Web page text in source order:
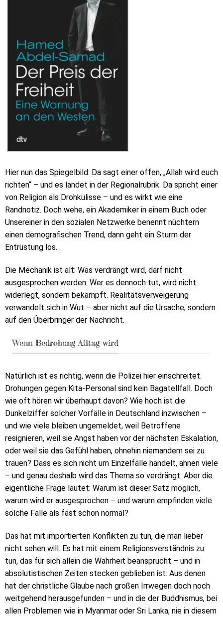
Hier nun das Spiegelbild: Da sagt einer offen, „Allah wird euch
richten“ – und es landet in der Regionalrubrik. Da spricht einer
von Religion als Drohkulisse – und es wirkt wie eine
Randnotiz. Doch wehe, ein Akademiker in einem Buch oder
Unsereiner in den sozialen Netzwerke benennt nüchtern
einen demografischen Trend, dann geht ein Sturm der
Entrüstung los.
Die Mechanik ist alt: Was verdrängt wird, darf nicht
ausgesprochen werden. Wer es dennoch tut, wird nicht
widerlegt, sondern bekämpft. Realitätsverweigerung
verwandelt sich in Wut – aber nicht auf die Ursache, sondern
auf den Überbringer der Nachricht.
Wenn Bedrohung Alltag wird
Natürlich ist es richtig, wenn die Polizei hier einschreitet.
Drohungen gegen Kita-Personal sind kein Bagatellfall. Doch
wie oft hören wir überhaupt davon? Wie hoch ist die
Dunkelziffer solcher Vorfälle in Deutschland inzwischen –
und wie viele bleiben ungemeldet, weil Betroffene
resignieren, weil sie Angst haben vor der nächsten Eskalation,
oder weil sie das Gefühl haben, ohnehin niemandem sei zu
trauen? Dass es sich nicht um Einzelfälle handelt, ahnen viele
– und genau deshalb wird das Thema so verdrängt. Aber die
eigentliche Frage lautet: Warum ist dieser Satz möglich,
warum wird er ausgesprochen – und warum empfinden viele
solche Fälle als fast schon normal?
Das hat mit importierten Konflikten zu tun, die man lieber
nicht sehen will. Es hat mit einem Religionsverständnis zu
tun, das für sich allein die Wahrheit beansprucht – und in
absolutistischen Zeiten stecken geblieben ist. Aus denen
hat der christliche Glaube nach großen Irrwegen doch noch
weitgehend herausgefunden – und in die der Buddhismus, bei
allen Problemen wie in Myanmar oder Sri Lanka, nie in diesem